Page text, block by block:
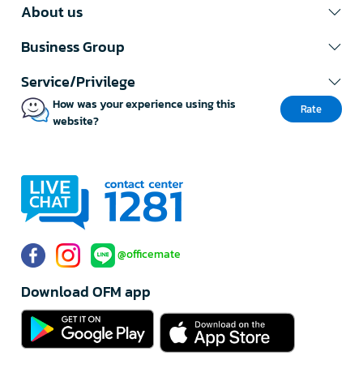
About us
Business Group
Service/Privilege
How was your experience using this
website?
Rate
@officemate
Download OFM app